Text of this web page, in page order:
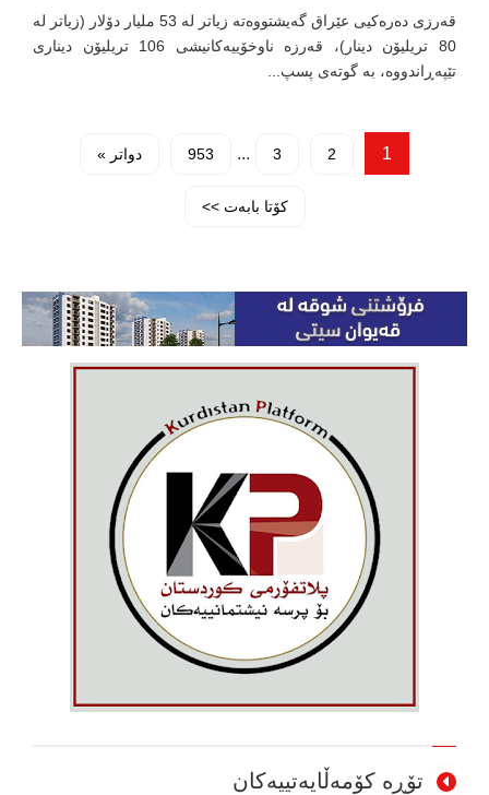
قەرزی دەرەکیی عێراق گەیشتووەتە زیاتر لە 53 ملیار دۆلار (زیاتر لە
80 تریلیۆن دینار)، قەرزە ناوخۆییەکانیشی 106 تریلیۆن دیناری
تێپەڕاندووە، بە گوتەی پسپ...
1
2
3
...
953 دواتر »
کۆتا بابەت >>
تۆڕە کۆمەڵایەتییەکان